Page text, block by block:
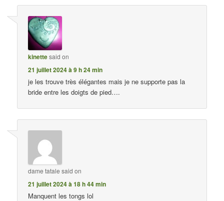
kinettesaid on
21 juillet 2024 à 9 h 24 min
je les trouve très élégantes mais je ne supporte pas la
bride entre les doigts de pied….
dame tatale said on
21 juillet 2024 à 18 h 44 min
Manquent les tongs lol